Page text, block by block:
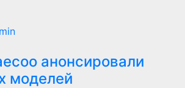
анонсировали
моделей